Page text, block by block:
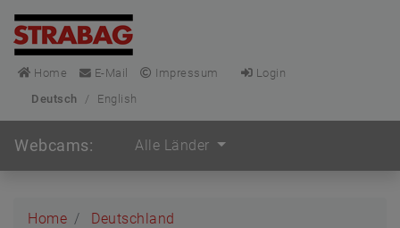
Home E-Mail Impressum
Login
Deutsch
/ English
Webcams: Alle Länder
Home
Deutschland